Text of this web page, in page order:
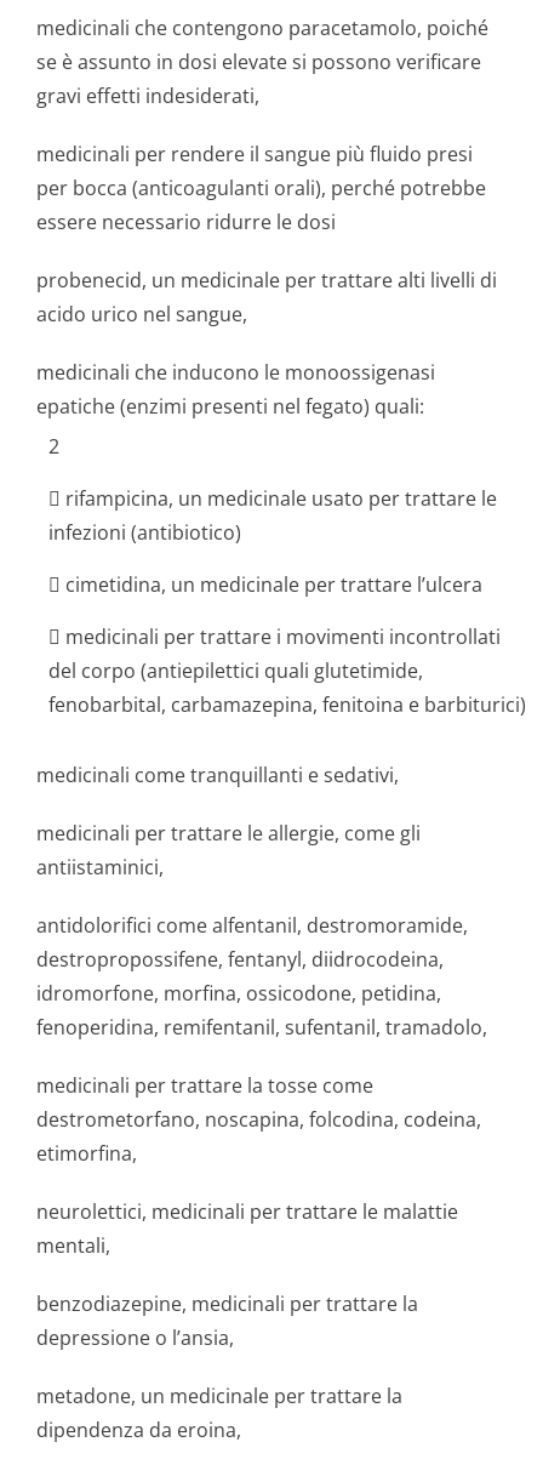
medicinali che contengono paracetamolo, poiché
se è assunto in dosi elevate si possono verificare
gravi effetti indesiderati,
medicinali per rendere il sangue più fluido presi
per bocca (anticoagulanti orali), perché potrebbe
essere necessario ridurre le dosi
probenecid, un medicinale per trattare alti livelli di
acido urico nel sangue,
medicinali che inducono le monoossigenasi
epatiche (enzimi presenti nel fegato) quali:
2
 rifampicina, un medicinale usato per trattare le
infezioni (antibiotico)
 cimetidina, un medicinale per trattare l’ulcera
 medicinali per trattare i movimenti incontrollati
del corpo (antiepilettici quali glutetimide,
fenobarbital, carbamazepina, fenitoina e barbiturici)
medicinali come tranquillanti e sedativi,
medicinali per trattare le allergie, come gli
antiistaminici,
antidolorifici come alfentanil, destromoramide,
destropropossifene, fentanyl, diidrocodeina,
idromorfone, morfina, ossicodone, petidina,
fenoperidina, remifentanil, sufentanil, tramadolo,
medicinali per trattare la tosse come
destrometorfano, noscapina, folcodina, codeina,
etimorfina,
neurolettici, medicinali per trattare le malattie
mentali,
benzodiazepine, medicinali per trattare la
depressione o l’ansia,
metadone, un medicinale per trattare la
dipendenza da eroina,